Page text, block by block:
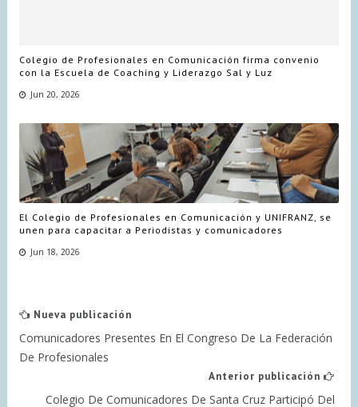
Colegio de Profesionales en Comunicación firma convenio
con la Escuela de Coaching y Liderazgo Sal y Luz
Jun 20, 2026
El Colegio de Profesionales en Comunicación y UNIFRANZ, se
unen para capacitar a Periodistas y comunicadores
Jun 18, 2026
Nueva publicación
Comunicadores Presentes En El Congreso De La Federación
De Profesionales
Anterior publicación
Colegio De Comunicadores De Santa Cruz Participó Del